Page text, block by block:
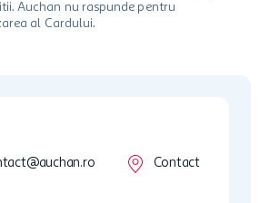
Auchan nu raspunde pentru
al Cardului.
Contact